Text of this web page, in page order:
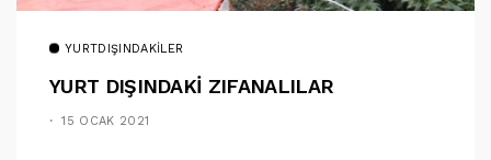
YURTDIŞINDAKILER
YURT DIŞINDAKİ ZIFANALILAR
15 OCAK 2021